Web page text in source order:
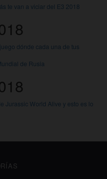
te van a viciar del E3 2018
dónde cada una de tus
de Rusia
Jurassic World Alive y esto es lo